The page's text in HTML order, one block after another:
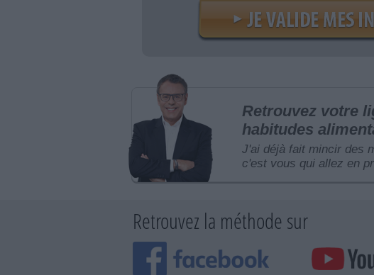
Retrouvez votre
habitudes
J'ai déjà fait mincir des
c'est vous qui allez en
Retrouvez la méthode sur